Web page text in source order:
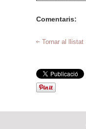
Comentaris:
Tornar al llistat